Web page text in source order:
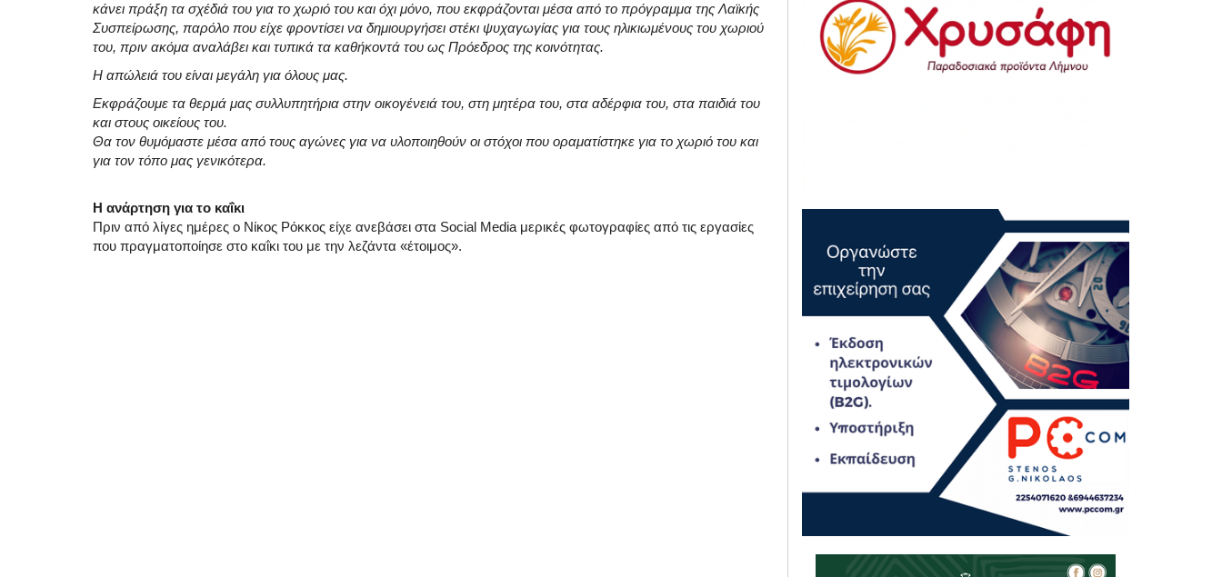
κάνει πράξη τα σχέδιά του για το χωριό του και όχι μόνο, που εκφράζονται μέσα από το πρόγραμμα της Λαϊκής
Συσπείρωσης, παρόλο που είχε φροντίσει να δημιουργήσει στέκι ψυχαγωγίας για τους ηλικιωμένους του χωριού
του, πριν ακόμα αναλάβει και τυπικά τα καθήκοντά του ως Πρόεδρος της κοινότητας.
Η απώλειά του είναι μεγάλη για όλους μας.
Εκφράζουμε τα θερμά μας συλλυπητήρια στην οικογένειά του, στη μητέρα του, στα αδέρφια του, στα παιδιά του
και στους οικείους του.
Θα τον θυμόμαστε μέσα από τους αγώνες για να υλοποιηθούν οι στόχοι που οραματίστηκε για το χωριό του και
για τον τόπο μας γενικότερα.
Η ανάρτηση για το καΐκι
Πριν από λίγες ημέρες ο Νίκος Ρόκκος είχε ανεβάσει στα Social Media μερικές φωτογραφίες από τις εργασίες
που πραγματοποίησε στο καΐκι του με την λεζάντα «έτοιμος».